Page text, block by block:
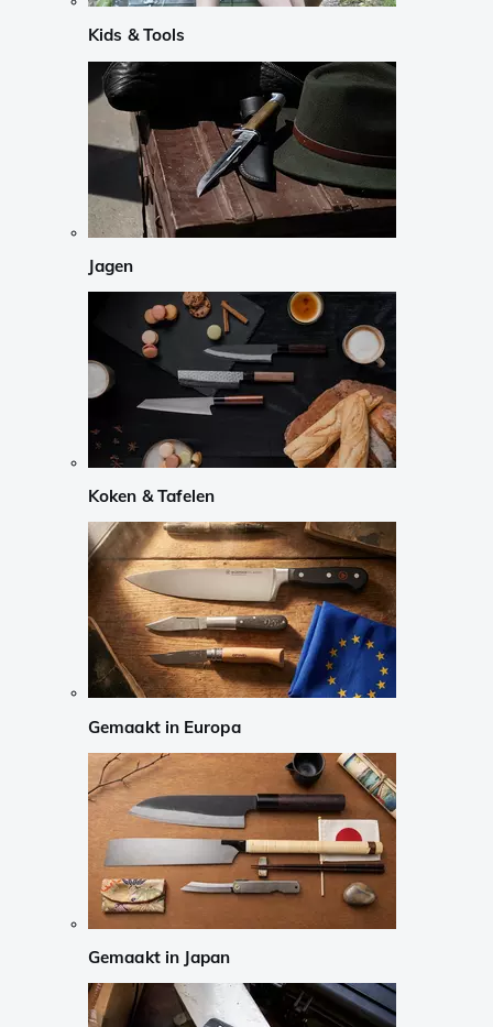
Kids & Tools
Jagen
Koken & Tafelen
Gemaakt in Europa
Gemaakt in Japan